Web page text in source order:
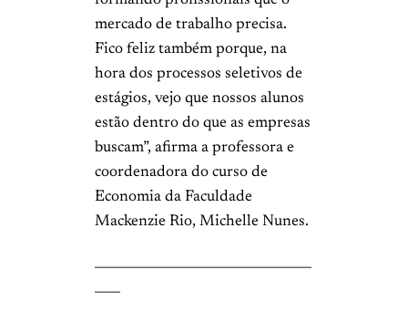
mercado de trabalho precisa.
Fico feliz também porque, na
hora dos processos seletivos de
estágios, vejo que nossos alunos
estão dentro do que as empresas
buscam”, afirma a professora e
coordenadora do curso de
Economia da Faculdade
Mackenzie Rio, Michelle Nunes.